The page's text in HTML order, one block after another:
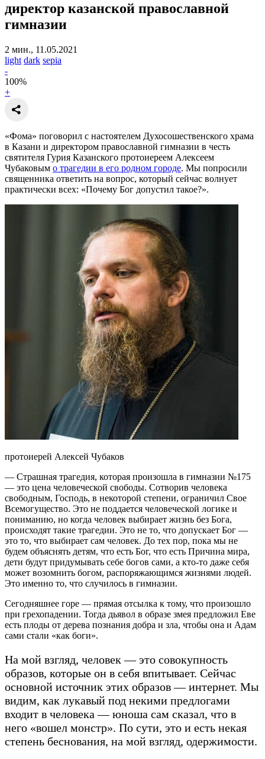
директор казанской православной
гимназии
2 мин., 11.05.2021
light dark sepia
-
100%
+
«Фома» поговорил с настоятелем Духосошественского храма
в Казани и директором православной гимназии в честь
святителя Гурия Казанского протоиереем Алексеем
Чубаковым о трагедии в его родном городе. Мы попросили
священника ответить на вопрос, который сейчас волнует
практически всех: «Почему Бог допустил такое?».
протоиерей Алексей Чубаков
— Страшная трагедия, которая произошла в гимназии №175
— это цена человеческой свободы. Сотворив человека
свободным, Господь, в некоторой степени, ограничил Свое
Всемогущество. Это не поддается человеческой логике и
пониманию, но когда человек выбирает жизнь без Бога,
происходят такие трагедии. Это не то, что допускает Бог —
это то, что выбирает сам человек. До тех пор, пока мы не
будем объяснять детям, что есть Бог, что есть Причина мира,
дети будут придумывать себе богов сами, а кто-то даже себя
может возомнить богом, распоряжающимся жизнями людей.
Это именно то, что случилось в гимназии.
Сегодняшнее горе — прямая отсылка к тому, что произошло
при грехопадении. Тогда дьявол в образе змея предложил Еве
есть плоды от дерева познания добра и зла, чтобы она и Адам
сами стали «как боги».
На мой взгляд, человек — это совокупность
образов, которые он в себя впитывает. Сейчас
основной источник этих образов — интернет. Мы
видим, как лукавый под некими предлогами
входит в человека — юноша сам сказал, что в
него «вошел монстр». По сути, это и есть некая
степень беснования, на мой взгляд, одержимости.